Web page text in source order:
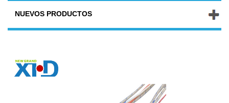
NUEVOS PRODUCTOS